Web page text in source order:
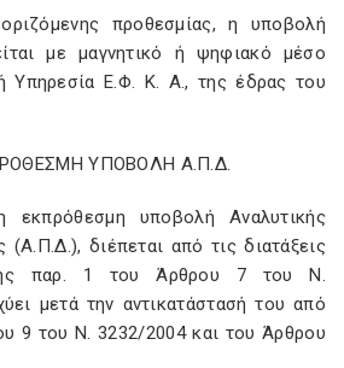
προθεσμίας, η υποβολή
με μαγνητικό ή ψηφιακό μέσο
Υπηρεσία Ε.Φ. Κ. Α., της έδρας του
ΥΠΟΒΟΛΗ Α.Π.Δ.
υποβολή Αναλυτικής
διέπεται από τις διατάξεις
παρ. 1 του Άρθρου 7 του Ν.
μετά την αντικατάστασή του από
9 του Ν. 3232/2004 και του Άρθρου